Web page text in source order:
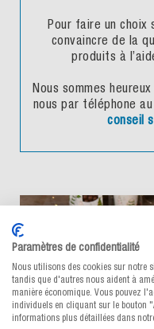
Pour faire un choix
convaincre de la
produits à
Nous sommes
nous par téléphone au
conseil
Paramètres de confidentialité
Nous utilisons des cookies sur notre
tandis que d'autres nous aident à
manière économique. Vous pouvez
individuels en cliquant sur le bouton
informations plus détaillées dans